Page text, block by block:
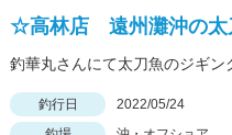
ペ
☆高林店 遠州灘沖の太
釣行日 2022/05/24